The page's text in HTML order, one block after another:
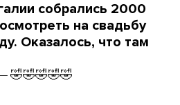
собрались 2000
на свадьбу
Оказалось, что там
🤣🤣🤣🤣🤣